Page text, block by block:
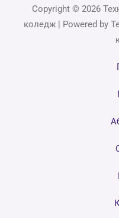
Copyright © 2026
коледж | Powered by